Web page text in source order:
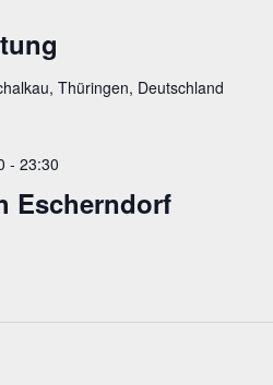
Thüringen, Deutschland
Escherndorf
- 23:30